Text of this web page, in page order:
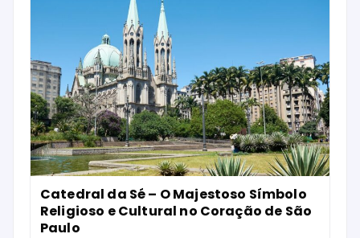
Catedral da Sé – O Majestoso Símbolo
Religioso e Cultural no Coração de São
Paulo